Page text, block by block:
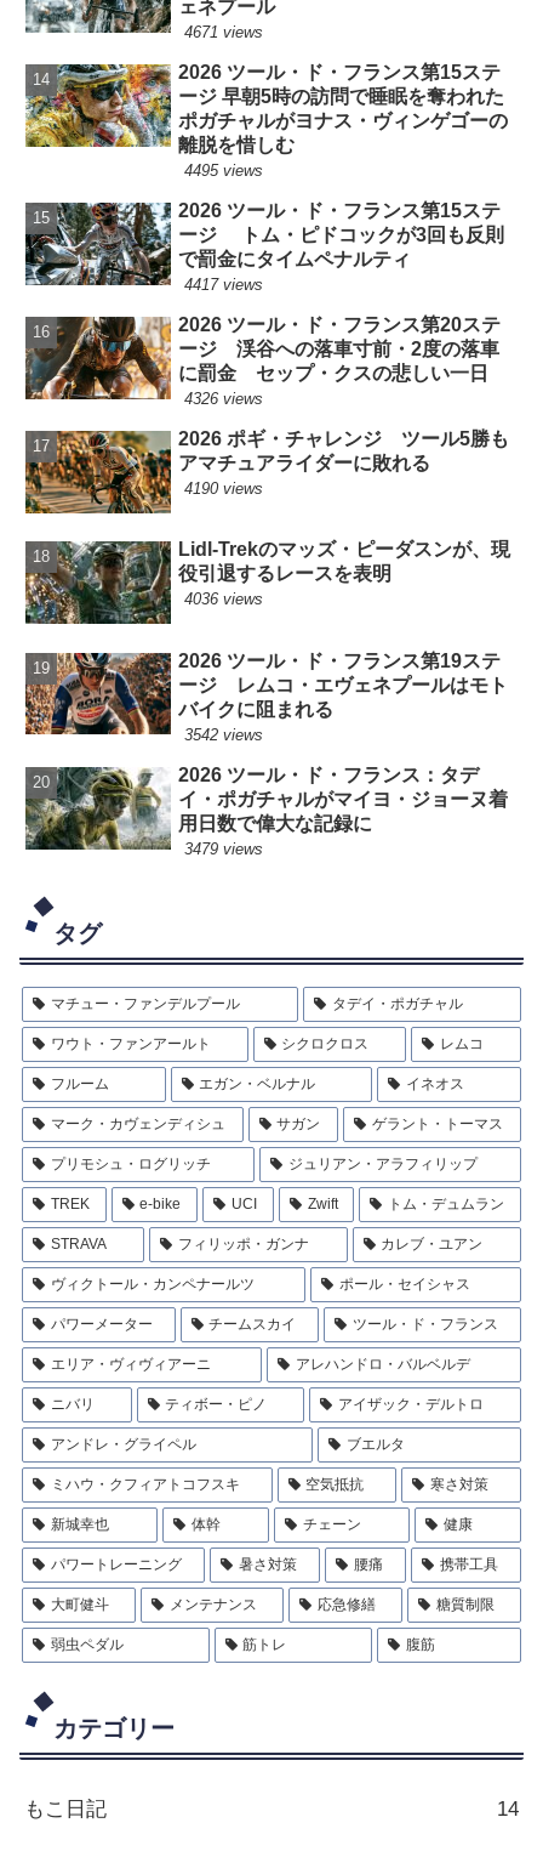
ェネプール
4671 views
2026 ツール・ド・フランス第15ステ
ージ 早朝5時の訪問で睡眠を奪われた
ポガチャルがヨナス・ヴィンゲゴーの
離脱を惜しむ
4495 views
2026 ツール・ド・フランス第15ステ
ージ トム・ピドコックが3回も反則
で罰金にタイムペナルティ
4417 views
2026 ツール・ド・フランス第20ステ
ージ 渓谷への落車寸前・2度の落車
に罰金 セップ・クスの悲しい一日
4326 views
2026 ポギ・チャレンジ ツール5勝も
アマチュアライダーに敗れる
4190 views
Lidl-Trekのマッズ・ピーダスンが、現
役引退するレースを表明
4036 views
2026 ツール・ド・フランス第19ステ
ージ レムコ・エヴェネプールはモト
バイクに阻まれる
3542 views
2026 ツール・ド・フランス：タデ
イ・ポガチャルがマイヨ・ジョーヌ着
用日数で偉大な記録に
3479 views
タグ
マチュー・ファンデルプール タデイ・ポガチャル
ワウト・ファンアールト シクロクロス レムコ
フルーム エガン・ベルナル イネオス
マーク・カヴェンディシュ サガン ゲラント・トーマス
プリモシュ・ログリッチ ジュリアン・アラフィリップ
TREK e-bike UCI Zwift トム・デュムラン
STRAVA フィリッポ・ガンナ カレブ・ユアン
ヴィクトール・カンペナールツ ポール・セイシャス
パワーメーター チームスカイ ツール・ド・フランス
エリア・ヴィヴィアーニ アレハンドロ・バルベルデ
ニバリ ティボー・ピノ アイザック・デルトロ
アンドレ・グライペル ブエルタ
ミハウ・クフィアトコフスキ 空気抵抗 寒さ対策
新城幸也 体幹 チェーン 健康
パワートレーニング 暑さ対策 腰痛 携帯工具
大町健斗 メンテナンス 応急修繕 糖質制限
弱虫ペダル 筋トレ 腹筋
カテゴリー
もこ日記 14